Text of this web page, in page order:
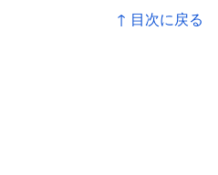
↑ 目次に戻る